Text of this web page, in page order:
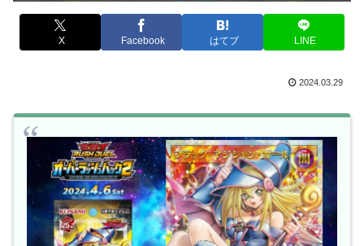
X Facebook はてブ LINE
2024.03.29